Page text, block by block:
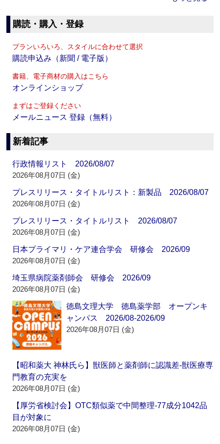
購読・購入・登録
プランいろいろ、スタイルに合わせて選択
購読申込み（新聞 / 電子版）
書籍、電子商材の購入はこちら
オンラインショップ
まずはご登録ください
メールニュース 登録（無料）
新着記事
行政情報リスト 2026/08/07
2026年08月07日 (金)
プレスリリース・タイトルリスト：新製品 2026/08/07
2026年08月07日 (金)
プレスリリース・タイトルリスト 2026/08/07
2026年08月07日 (金)
日本プライマリ・ケア連合学会 研修会 2026/09
2026年08月07日 (金)
埼玉県病院薬剤師会 研修会 2026/09
2026年08月07日 (金)
徳島文理大学 徳島薬学部 オープンキ
ャンパス 2026/08-2026/09
2026年08月07日 (金)
【昭和薬大 神林氏ら】獣医師と薬剤師に認識差‐獣医療専
門教育の充実を
2026年08月07日 (金)
【厚労省検討会】OTC類似薬で中間整理‐77成分1042品
目が対象に
2026年08月07日 (金)